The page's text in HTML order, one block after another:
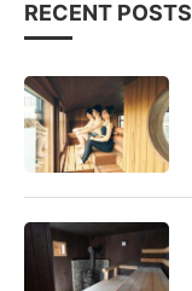
RECENT POSTS